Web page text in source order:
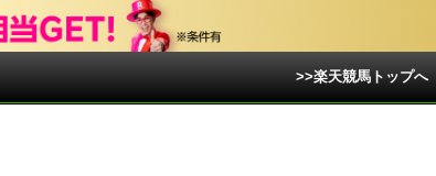
>>楽天競馬トップへ